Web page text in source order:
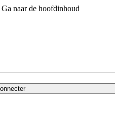
Ga naar de hoofdinhoud